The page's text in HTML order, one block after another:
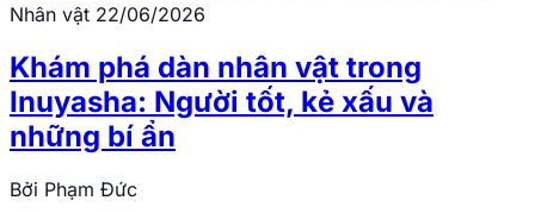
Nhân vật 22/06/2026
Khám phá dàn nhân vật trong
Inuyasha: Người tốt, kẻ xấu và
những bí ẩn
Bởi Phạm Đức